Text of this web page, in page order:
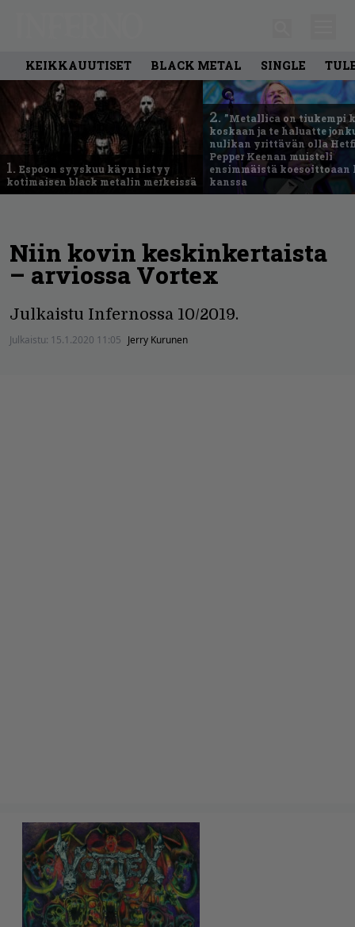
KEIKKAUUTISET BLACK METAL SINGLE
1. Espoon syyskuu käynnistyy
kotimaisen black metalin merkeissä
2. ”Metallica on tiukempi
koskaan ja te haluatte
nulikan yrittävän olla
Pepper Keenan muisteli
ensimmäistä
kanssa
Niin kovin keskinkertaista
– arviossa Vortex
Julkaistu Infernossa 10/2019.
Julkaistu: 15.1.2020 11:05 Jerry Kurunen